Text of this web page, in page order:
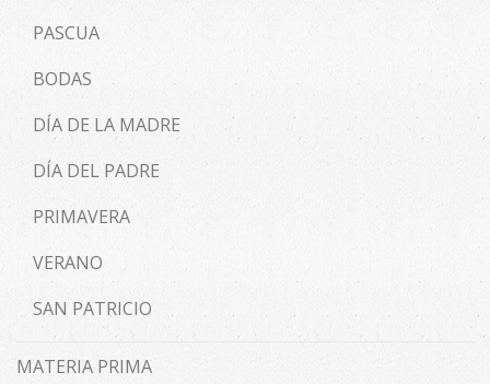
PASCUA
BODAS
DÍA DE LA MADRE
DÍA DEL PADRE
PRIMAVERA
VERANO
SAN PATRICIO
MATERIA PRIMA